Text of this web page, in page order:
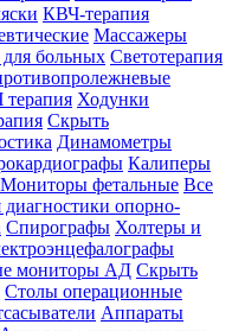
КВЧ-терапия
Массажеры
больных Светотерапия
Ходунки
Скрыть
Динамометры
Калиперы
Мониторы фетальные Все
опорно-
Спирографы Холтеры и
мониторы АД Скрыть
Столы операционные
Аппараты